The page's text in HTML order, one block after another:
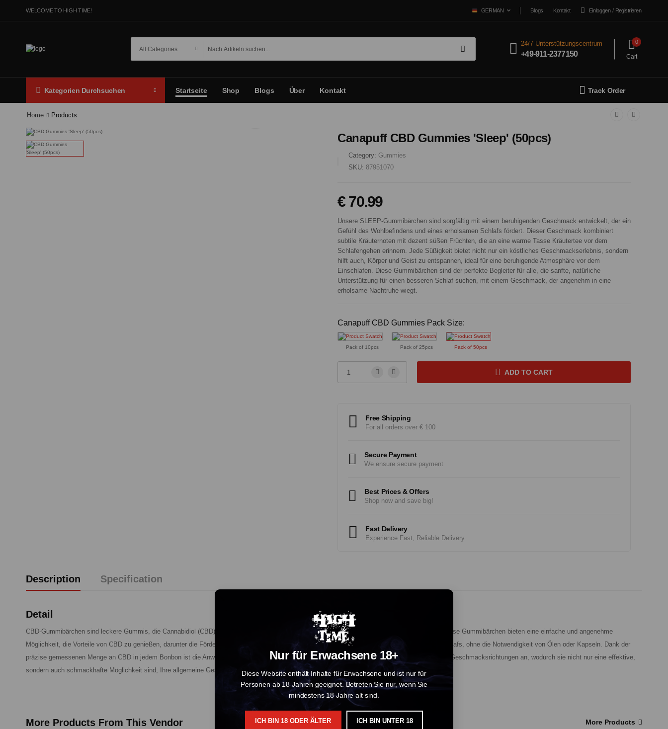
Nur für Erwachsene 18+
Diese Website enthält Inhalte für Erwachsene und ist nur für
Personen ab 18 Jahren geeignet. Betreten Sie nur, wenn Sie
mindestens 18 Jahre alt sind.
ICH BIN 18 ODER ÄLTER ICH BIN UNTER 18
WELCOME TO HIGH TIME! GERMAN Blogs Kontakt Einloggen / Registrieren
24/7 Unterstützungscentrum
+49-911-2377150
0
Cart
Kategorien Durchsuchen Startseite Shop Blogs Über Kontakt Track Order
Home Products
Canapuff CBD Gummies 'Sleep' (50pcs)
Category: Gummies
SKU: 87951070
€ 70.99
Unsere SLEEP-Gummibärchen sind sorgfältig mit einem beruhigenden Geschmack entwickelt, der ein
Gefühl des Wohlbefindens und eines erholsamen Schlafs fördert. Dieser Geschmack kombiniert
subtile Kräuternoten mit dezent süßen Früchten, die an eine warme Tasse Kräutertee vor dem
Schlafengehen erinnern. Jede Süßigkeit bietet nicht nur ein köstliches Geschmackserlebnis, sondern
hilft auch, Körper und Geist zu entspannen, ideal für eine beruhigende Atmosphäre vor dem
Einschlafen. Diese Gummibärchen sind der perfekte Begleiter für alle, die sanfte, natürliche
Unterstützung für einen besseren Schlaf suchen, mit einem Geschmack, der angenehm in eine
erholsame Nachtruhe wiegt.
Canapuff CBD Gummies Pack Size:
Pack of 10pcs Pack of 25pcs Pack of 50pcs
ADD TO CART
Free Shipping
For all orders over € 100
Secure Payment
We ensure secure payment
Best Prices & Offers
Shop now and save big!
Fast Delivery
Experience Fast, Reliable Delivery
Description Specification
Detail
CBD-Gummibärchen sind leckere Gummis, die Cannabidiol (CBD) enthalten, eine natürliche Verbindung, die aus der Hanfpflanze gewonnen wird. Diese Gummibärchen bieten eine einfache und angenehme
Möglichkeit, die Vorteile von CBD zu genießen, darunter die Förderung von Entspannung, Stressabbau und die Unterstützung eines erholsamen Schlafs, ohne die Notwendigkeit von Ölen oder Kapseln. Dank der
präzise gemessenen Menge an CBD in jedem Bonbon ist die Anwendung sehr bequem und kontrolliert. Wir bieten Gummibärchen in verschiedenen Geschmacksrichtungen an, wodurch sie nicht nur eine effektive,
sondern auch schmackhafte Möglichkeit sind, Ihre allgemeine Gesundheit und Ihr Wohlbefinden zu unterstützen.
More Products From This Vendor More Products